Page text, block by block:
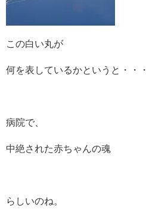
この白い丸が
何を表しているかというと・・・
病院で、
中絶された赤ちゃんの魂
らしいのね。